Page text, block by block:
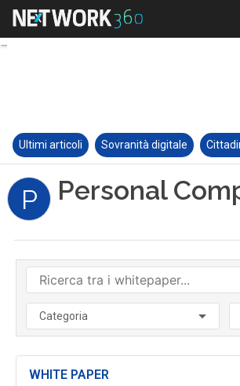
Ultimi articoli Sovranità digitale
P Personal
Categoria
WHITE PAPER